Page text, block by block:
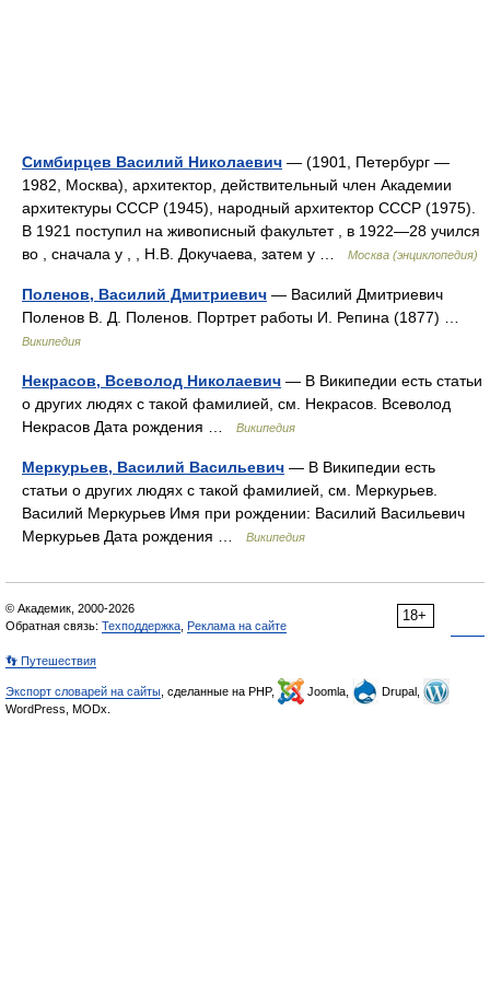
Симбирцев Василий Николаевич — (1901, Петербург —
1982, Москва), архитектор, действительный член Академии
архитектуры СССР (1945), народный архитектор СССР (1975).
В 1921 поступил на живописный факультет , в 1922—28 учился
во , сначала у , , Н.В. Докучаева, затем у …
Москва (энциклопедия)
Поленов, Василий Дмитриевич — Василий Дмитриевич
Поленов В. Д. Поленов. Портрет работы И. Репина (1877) …
Википедия
Некрасов, Всеволод Николаевич — В Википедии есть статьи
о других людях с такой фамилией, см. Некрасов. Всеволод
Некрасов Дата рождения …
Википедия
Меркурьев, Василий Васильевич — В Википедии есть
статьи о других людях с такой фамилией, см. Меркурьев.
Василий Меркурьев Имя при рождении: Василий Васильевич
Меркурьев Дата рождения …
Википедия
18+
© Академик, 2000-2026
Обратная связь: Техподдержка Реклама на сайте
👣 Путешествия
Экспорт словарей на сайты , сделанные на PHP, Joomla,
Drupal,
WordPress, MODx.